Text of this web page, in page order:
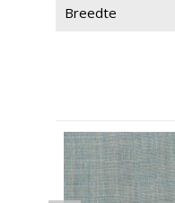
Breedte